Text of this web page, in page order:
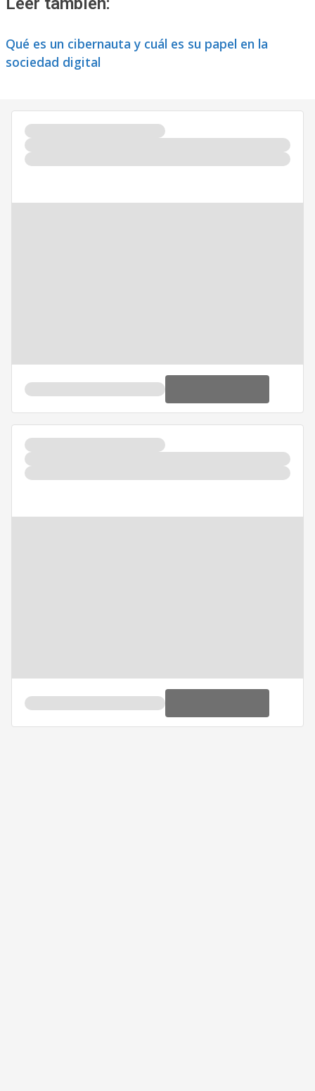
Qué es un cibernauta y cuál es su papel en la
sociedad digital